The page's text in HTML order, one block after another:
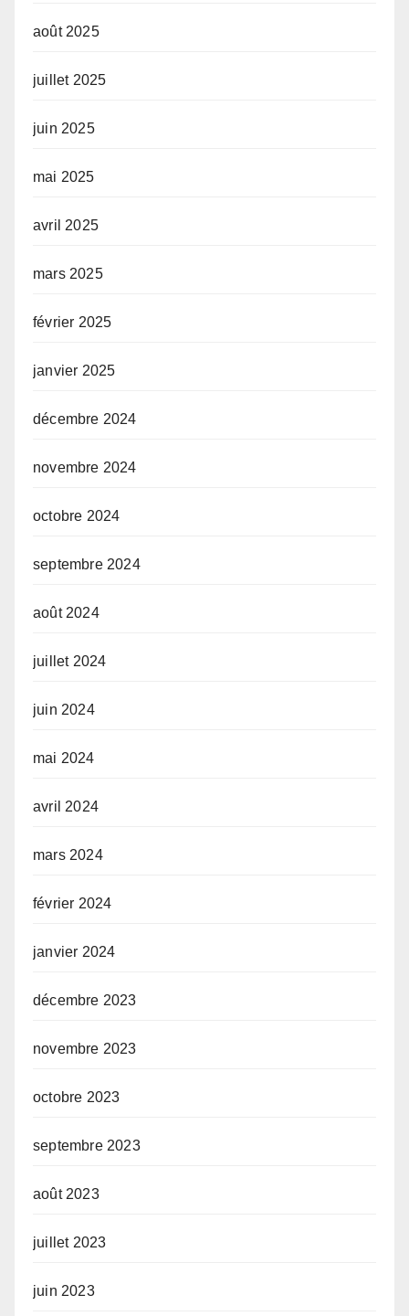
août 2025
juillet 2025
juin 2025
mai 2025
avril 2025
mars 2025
février 2025
janvier 2025
décembre 2024
novembre 2024
octobre 2024
septembre 2024
août 2024
juillet 2024
juin 2024
mai 2024
avril 2024
mars 2024
février 2024
janvier 2024
décembre 2023
novembre 2023
octobre 2023
septembre 2023
août 2023
juillet 2023
juin 2023